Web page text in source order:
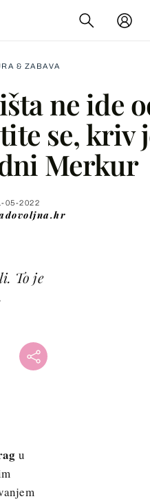
& ZABAVA
ne ide
se, kriv
Merkur
05-2022
To je
u